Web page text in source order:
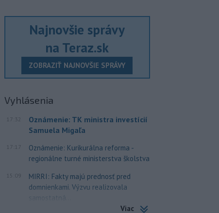
Najnovšie správy
na Teraz.sk
ZOBRAZIŤ NAJNOVŠIE SPRÁVY
Vyhlásenia
17:32
Oznámenie: TK ministra investícií
Samuela Migaľa
17:17
Oznámenie: Kurikurálna reforma -
regionálne turné ministerstva školstva
15:09
MIRRI: Fakty majú prednosť pred
domnienkami. Výzvu realizovala
samostatná...
Viac